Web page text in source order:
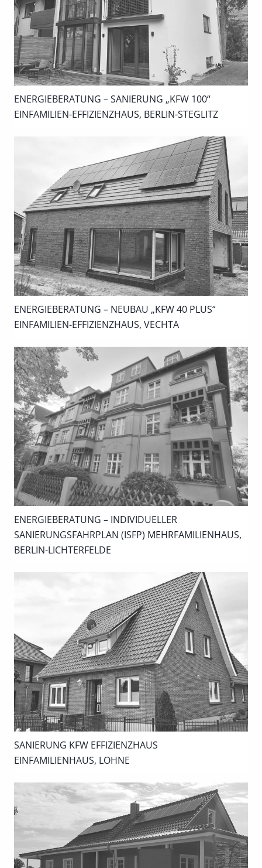
ENERGIEBERATUNG – SANIERUNG „KFW 100“
EINFAMILIEN-EFFIZIENZHAUS, BERLIN-STEGLITZ
ENERGIEBERATUNG – NEUBAU „KFW 40 PLUS“
EINFAMILIEN-EFFIZIENZHAUS, VECHTA
ENERGIEBERATUNG – INDIVIDUELLER
SANIERUNGSFAHRPLAN (ISFP) MEHRFAMILIENHAUS,
BERLIN-LICHTERFELDE
SANIERUNG KFW EFFIZIENZHAUS
EINFAMILIENHAUS, LOHNE